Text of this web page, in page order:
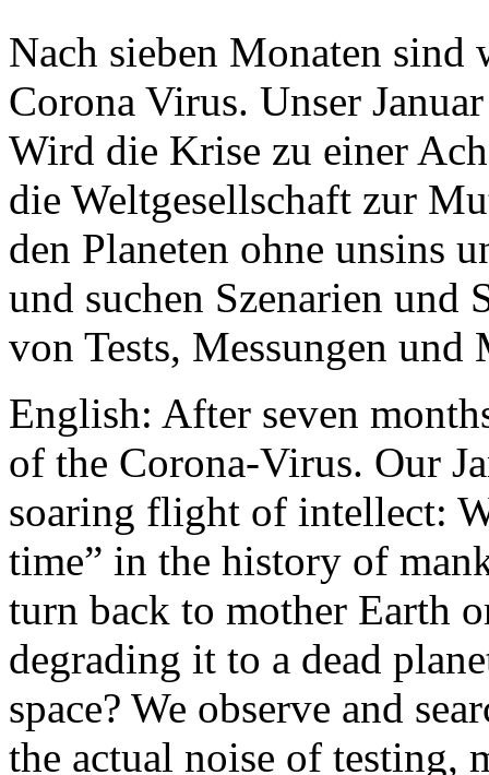
Nach sieben Monaten
Corona Virus. Unser
Wird die Krise zu einer
die Weltgesellschaft zur
den Planeten ohne unsins
und suchen Szenarien und
von Tests, Messungen und
English: After seven
of the Corona-Virus. Our
soaring flight of intellect:
time” in the history of
turn back to mother Earth
degrading it to a dead
space? We observe and
the actual noise of testing,